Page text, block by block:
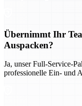
Übernimmt Ihr
Auspacken?
Ja, unser Full-Service-
professionelle Ein- und